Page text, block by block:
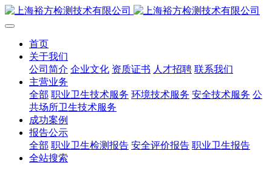
首页
关于我们
公司简介 企业文化 资质证书 人才招聘 联系我们
主营业务
全部 职业卫生技术服务 环境技术服务 安全技术服务 公
共场所卫生技术服务
成功案例
报告公示
全部 职业卫生检测报告 安全评价报告 职业卫生报告
全站搜索